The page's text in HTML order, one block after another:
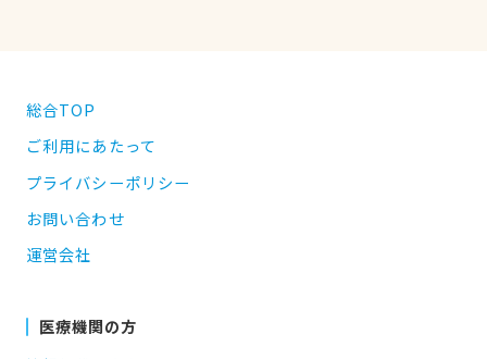
総合TOP
ご利用にあたって
プライバシーポリシー
お問い合わせ
運営会社
医療機関の方